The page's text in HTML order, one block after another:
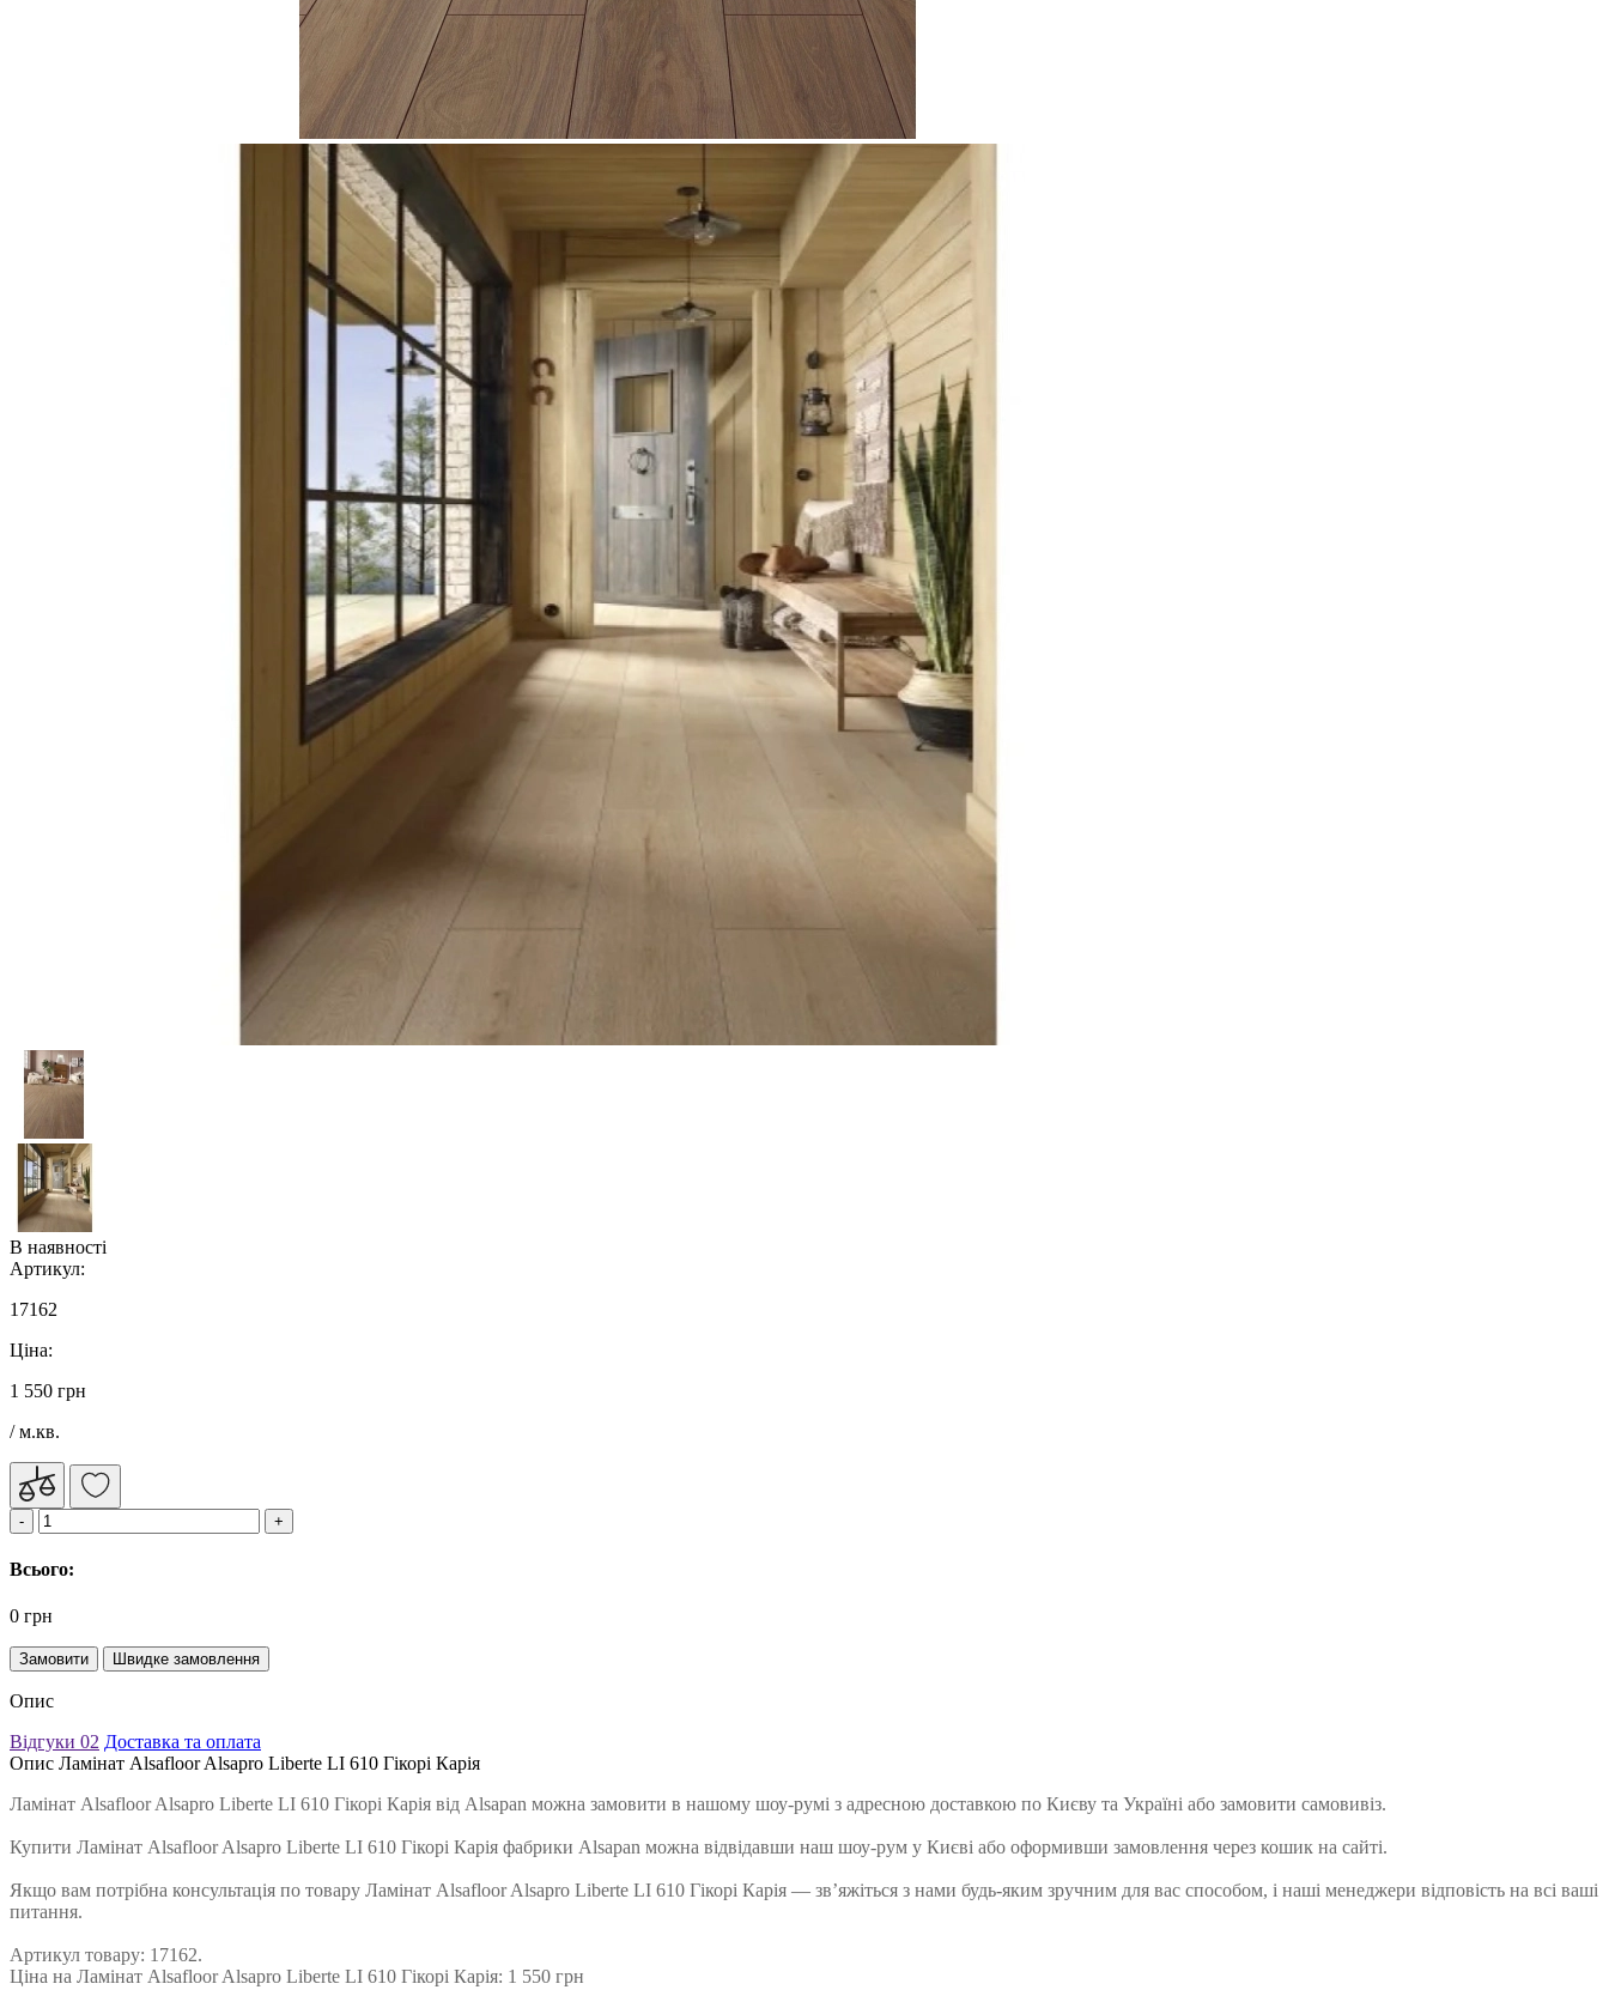
В наявності
Артикул:
17162
Ціна:
1 550 грн
/ м.кв.
Всього:
0 грн
Замовити Швидке замовлення
Опис
Відгуки 02 Доставка та оплата
Опис Ламінат Alsafloor Alsapro Liberte LI 610 Гікорі Карія
Ламінат Alsafloor Alsapro Liberte LI 610 Гікорі Карія від Alsapan можна замовити в нашому шоу-румі з адресною доставкою по Києву та Україні або замовити самовивіз.
Купити Ламінат Alsafloor Alsapro Liberte LI 610 Гікорі Карія фабрики Alsapan можна відвідавши наш шоу-рум у Києві або оформивши замовлення через кошик на сайті.
Якщо вам потрібна консультація по товару Ламінат Alsafloor Alsapro Liberte LI 610 Гікорі Карія — зв’яжіться з нами будь-яким зручним для вас способом, і наші менеджери відповість на всі ваші
питання.
Артикул товару: 17162.
Ціна на Ламінат Alsafloor Alsapro Liberte LI 610 Гікорі Карія: 1 550 грн